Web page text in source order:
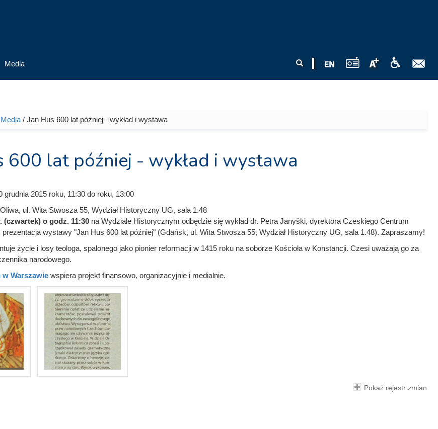
Szukaj
Media
Media/ Jan Hus 600 lat później - wykład i wystawa
600 lat później - wykład i wystawa
grudnia 2015 roku, 11:30do roku, 13:00
ul. Wita Stwosza 55, Wydział Historyczny UG, sala 1.48
(czwartek) o godz. 11:30 na Wydziale Historycznym odbędzie się wykład dr. Petra Janyški, dyrektora Czeskiego Centrum
wystawy "Jan Hus 600 lat później" (Gdańsk, ul. Wita Stwosza 55, Wydział Historyczny UG, sala 1.48). Zapraszamy!
życie i losy teologa, spalonego jako pionier reformacji w 1415 roku na soborze Kościoła w Konstancji. Czesi uważają go za
narodowego.
Warszawie wspiera projekt finansowo, organizacyjnie i medialnie.
Pokaż rejestr zmian